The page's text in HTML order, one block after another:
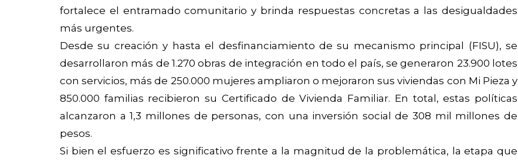
fortalece el entramado comunitario y brinda respuestas concretas a las desigualdades
más urgentes.
Desde su creación y hasta el desfinanciamiento de su mecanismo principal (FISU), se
desarrollaron más de 1.270 obras de integración en todo el país, se generaron 23.900 lotes
con servicios, más de 250.000 mujeres ampliaron o mejoraron sus viviendas con Mi Pieza y
850.000 familias recibieron su Certificado de Vivienda Familiar. En total, estas políticas
alcanzaron a 1,3 millones de personas, con una inversión social de 308 mil millones de
pesos.
Si bien el esfuerzo es significativo frente a la magnitud de la problemática, la etapa que